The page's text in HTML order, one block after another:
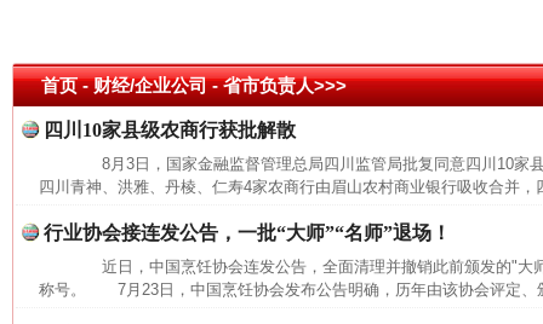
首页- 财经/企业公司 -省市负责人>>>
四川10家县级农商行获批解散
8月3日，国家金融监督管理总局四川监管局批复同意四川10
四川青神、洪雅、丹棱、仁寿4家农商行由眉山农村商业银行吸收合并
行业协会接连发公告，一批“大师”“名师”退场！
近日，中国烹饪协会连发公告，全面清理并撤销此前颁发的"大
称号。 7月23日，中国烹饪协会发布公告明确，历年由该协会评定、